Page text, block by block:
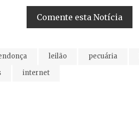
Comente esta Notícia
leilão pecuária
internet